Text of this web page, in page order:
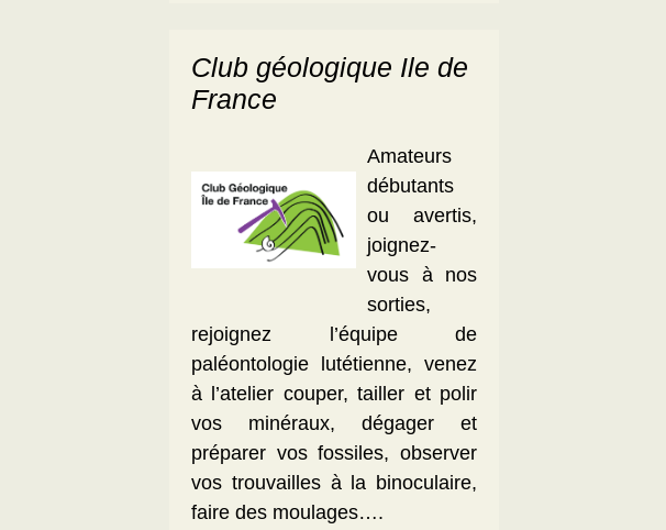
Club géologique Ile de
France
Amateurs
débutants
ou avertis,
joignez-
vous à nos
sorties,
rejoignez l’équipe de
paléontologie lutétienne, venez
à l’atelier couper, tailler et polir
vos minéraux, dégager et
préparer vos fossiles, observer
vos trouvailles à la binoculaire,
faire des moulages….